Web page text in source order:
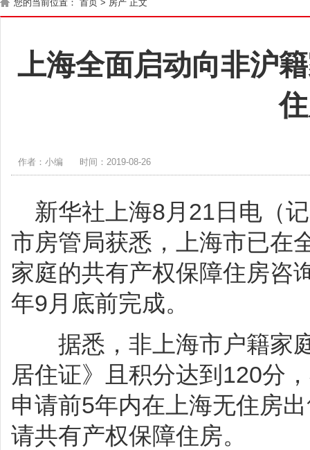
您的当前位置： 首页 > 房产 正文
上海全面启动向非沪
作者：小编 时间：2019-08-26
新华社上海8月21日电（
市房管局获悉，上海市已在
家庭的共有产权保障住房咨
年9月底前完成。
据悉，非上海市户籍家
居住证》且积分达到120分
申请前5年内在上海无住房
请共有产权保障住房。